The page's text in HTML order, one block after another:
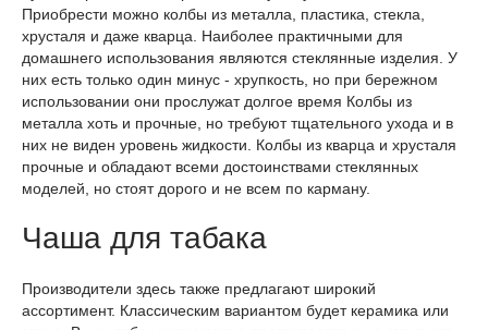
Приобрести можно колбы из металла, пластика, стекла,
хрусталя и даже кварца. Наиболее практичными для
домашнего использования являются стеклянные изделия. У
них есть только один минус - хрупкость, но при бережном
использовании они прослужат долгое время Колбы из
металла хоть и прочные, но требуют тщательного ухода и в
них не виден уровень жидкости. Колбы из кварца и хрусталя
прочные и обладают всеми достоинствами стеклянных
моделей, но стоят дорого и не всем по карману.
Чаша для табака
Производители здесь также предлагают широкий
ассортимент. Классическим вариантом будет керамика или